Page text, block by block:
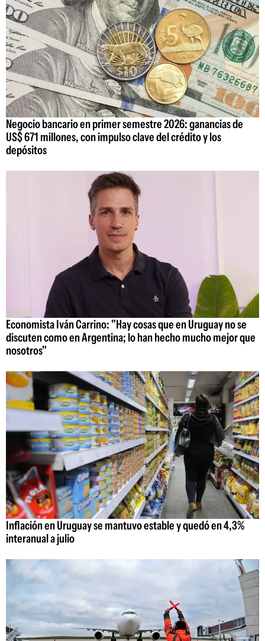
Negocio bancario en primer semestre 2026: ganancias de
US$ 671 millones, con impulso clave del crédito y los
depósitos
Economista Iván Carrino: "Hay cosas que en Uruguay no se
discuten como en Argentina; lo han hecho mucho mejor que
nosotros"
Inflación en Uruguay se mantuvo estable y quedó en 4,3%
interanual a julio